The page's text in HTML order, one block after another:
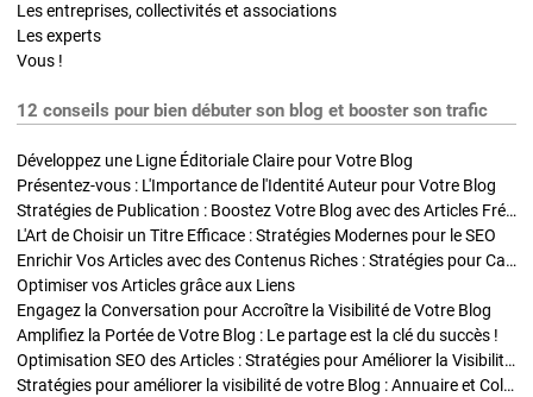
Les entreprises, collectivités et associations
Les experts
Vous !
12 conseils pour bien débuter son blog et booster son trafic
Développez une Ligne Éditoriale Claire pour Votre Blog
Présentez-vous : L'Importance de l'Identité Auteur pour Votre Blog
Stratégies de Publication : Boostez Votre Blog avec des Articles Fréquents et Exclusifs
L'Art de Choisir un Titre Efficace : Stratégies Modernes pour le SEO
Enrichir Vos Articles avec des Contenus Riches : Stratégies pour Captiver et Optimiser
Optimiser vos Articles grâce aux Liens
Engagez la Conversation pour Accroître la Visibilité de Votre Blog
Amplifiez la Portée de Votre Blog : Le partage est la clé du succès !
Optimisation SEO des Articles : Stratégies pour Améliorer la Visibilité de Votre Blog
Stratégies pour améliorer la visibilité de votre Blog : Annuaire et Collaborations